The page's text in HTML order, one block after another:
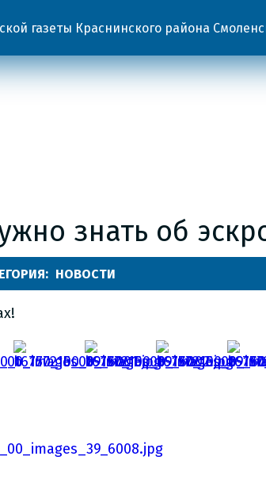
газеты Краснинского района
знать об
НОВОСТИ